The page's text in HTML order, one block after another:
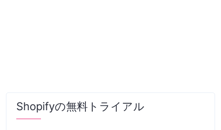
Shopifyの無料トライアル